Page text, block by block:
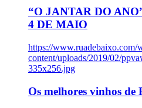
“O JANTAR DO
4 DE MAIO
https://www.ruadebaixo.com/
content/uploads/2019/02/
335x256.jpg
Os melhores vinhos de